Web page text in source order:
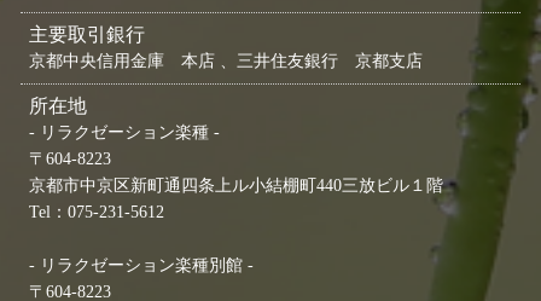
主要取引銀行
京都中央信用金庫 本店 、三井住友銀行 京都支店
所在地
- リラクゼーション楽種 -
〒604-8223
京都市中京区新町通四条上ル小結棚町440三放ビル１階
Tel：075-231-5612
- リラクゼーション楽種別館 -
〒604-8223